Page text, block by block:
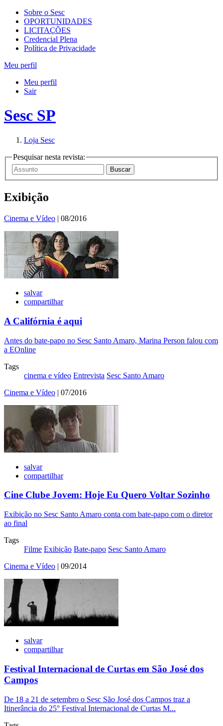
Sobre o Sesc
OPORTUNIDADES
LICITAÇÕES
Credencial Plena
Política de Privacidade
Meu perfil
Meu perfil
Sair
Sesc SP
Loja Sesc
Pesquisar nesta revista:
Exibição
Cinema e Vídeo | 08/2016
salvar
compartilhar
A Califórnia é aqui
Antes do bate-papo no Sesc Santo Amaro, Marina Person falou com
a EOnline
Tags
cinema e vídeo Entrevista Sesc Santo Amaro
Cinema e Vídeo | 07/2016
salvar
compartilhar
Cine Clube Jovem: Hoje Eu Quero Voltar Sozinho
Exibição no Sesc Santo Amaro conta com bate-papo com o diretor
ao final
Tags
Filme Exibição Bate-papo Sesc Santo Amaro
Cinema e Vídeo | 09/2014
salvar
compartilhar
Festival Internacional de Curtas em São José dos
Campos
De 18 a 21 de setembro o Sesc São José dos Campos traz a
Itinerância do 25° Festival Internacional de Curtas M...